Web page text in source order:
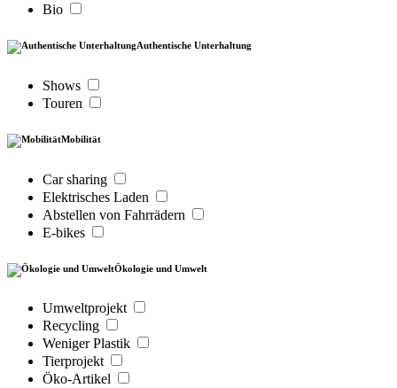
Bio
Authentische Unterhaltung
Shows
Touren
Mobilität
Car sharing
Elektrisches Laden
Abstellen von Fahrrädern
E-bikes
Ökologie und Umwelt
Umweltprojekt
Recycling
Weniger Plastik
Tierprojekt
Öko-Artikel